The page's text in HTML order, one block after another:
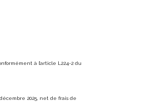
à l’article L224-2 du
2025, net de frais de